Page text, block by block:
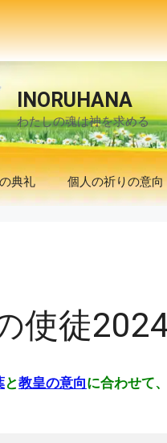
INORUHANA
わたしの魂は神を求める
典礼 個人の祈りの意向
使徒
と教皇の意向に合わせて